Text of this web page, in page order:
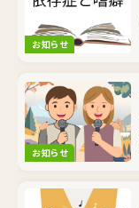
お知らせ
お知らせ